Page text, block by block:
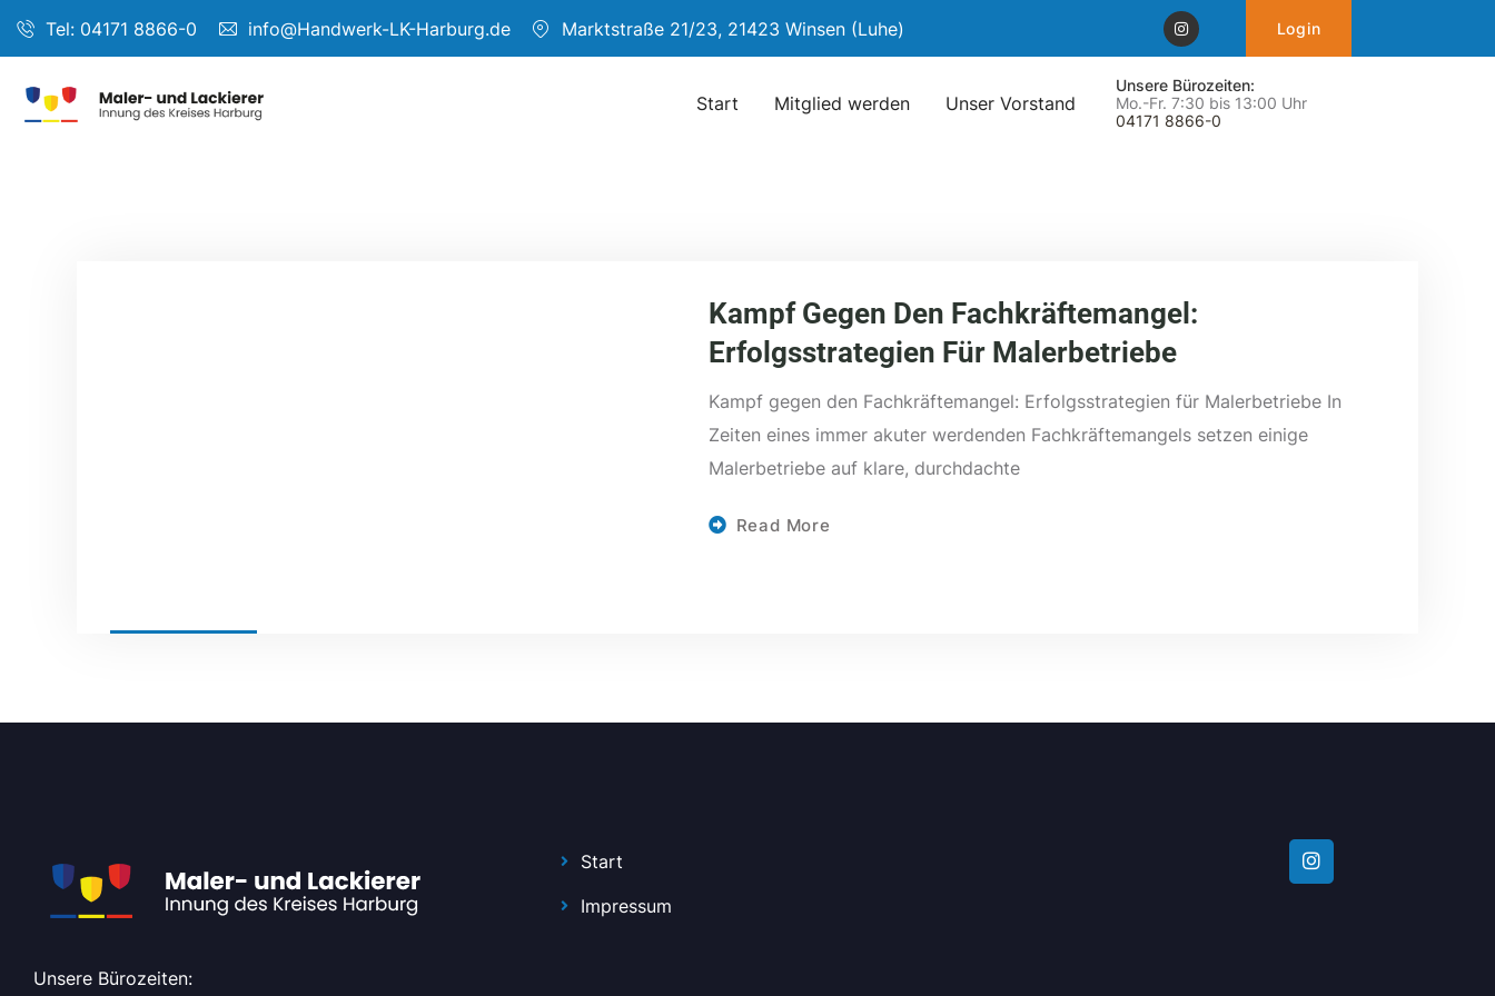
Tel: 04171 8866-0 info@Handwerk-LK-Harburg.de Marktstraße 21/23, 21423 Winsen (Luhe) Login
Start Mitglied werden Unser Vorstand
Unsere Bürozeiten:
Mo.-Fr. 7:30 bis 13:00 Uhr
04171 8866-0
Kampf Gegen Den Fachkräftemangel:
Erfolgsstrategien Für Malerbetriebe
Kampf gegen den Fachkräftemangel: Erfolgsstrategien für Malerbetriebe In
Zeiten eines immer akuter werdenden Fachkräftemangels setzen einige
Malerbetriebe auf klare, durchdachte
Read More
Unsere Bürozeiten:
Start
Impressum